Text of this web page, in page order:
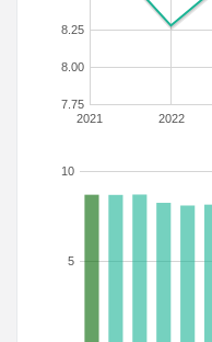
2021 2022
7.75
8.00
8.25
5
10